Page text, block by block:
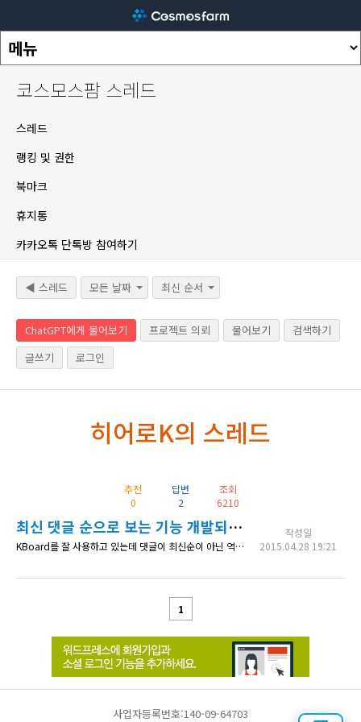
코스모스팜 스레드
스레드
랭킹 및 권한
북마크
휴지통
카카오톡 단톡방 참여하기
◀ 스레드 모든 날짜 최신 순서
ChatGPT에게 물어보기 프로젝트 의뢰 물어보기
검색하기
글쓰기
로그인
히어로K의 스레드
추천
0
답변
2
조회
6210
최신 댓글 순으로 보는 기능 개발되었나요?
KBoard를 잘 사용하고 있는데 댓글이 최신순이 아닌 역순으로 보이더군요 예전에 요청한 게시글이 있는데 혹시 최신순으로 정렬할 수 있는 기능이 추가되었나요?
작성일
2015.04.28 19:21
1
사업자등록번호:140-09-64703